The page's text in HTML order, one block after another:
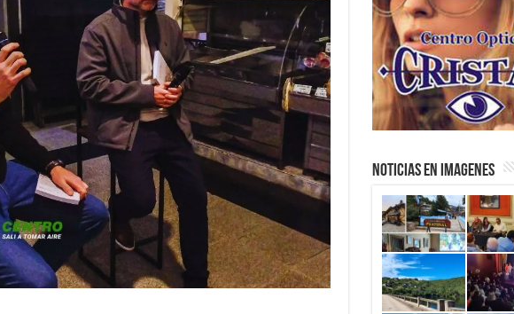
NOTICIAS EN IMAGENES